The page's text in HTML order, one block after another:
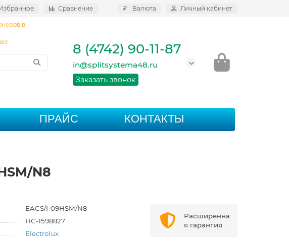
Сравнение ₽ Валюта Личный кабинет
в
8 (4742) 90-11-87
in@splitsystema48.ru
Заказать звонок
ПРАЙС КОНТАКТЫ
N8
EACS/I-09HSM/N8
НС-1598827
Electrolux
Расширенна
я гарантия